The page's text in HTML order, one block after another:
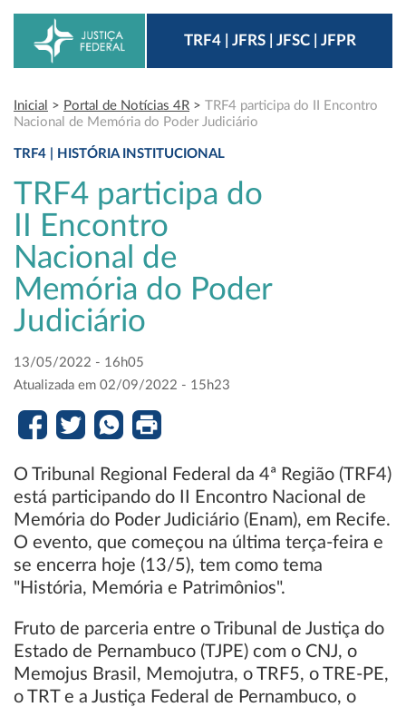
TRF4 | JFRS | JFSC | JFPR
Inicial > Portal de Notícias 4R > TRF4 participa do II Encontro
Nacional de Memória do Poder Judiciário
TRF4 | HISTÓRIA INSTITUCIONAL
TRF4 participa do
II Encontro
Nacional de
Memória do Poder
Judiciário
13/05/2022 - 16h05
Atualizada em 02/09/2022 - 15h23
O Tribunal Regional Federal da 4ª Região (TRF4)
está participando do II Encontro Nacional de
Memória do Poder Judiciário (Enam), em Recife.
O evento, que começou na última terça-feira e
se encerra hoje (13/5), tem como tema
"História, Memória e Patrimônios".
Fruto de parceria entre o Tribunal de Justiça do
Estado de Pernambuco (TJPE) com o CNJ, o
Memojus Brasil, Memojutra, o TRF5, o TRE-PE,
o TRT e a Justiça Federal de Pernambuco, o